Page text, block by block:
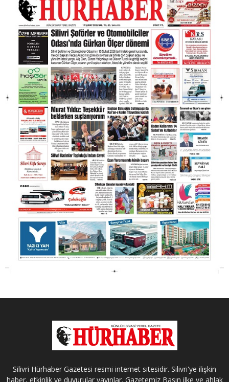
Silivri Hürhaber Gazetesi resmi internet sitesidir. Silivri'ye ilişkin
haber, etkinlik ve duyurular yayınlar. Gazetemiz Basın ilke ve ahlak